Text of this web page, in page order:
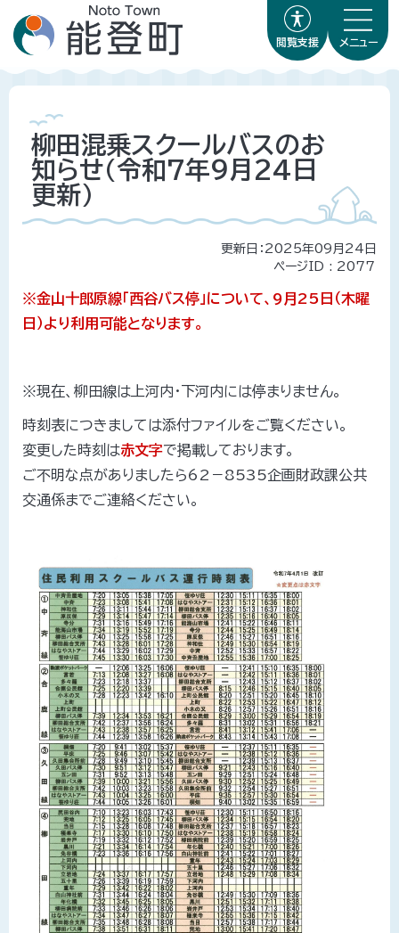
閲覧支援 メニュー
柳田混乗スクールバスのお
知らせ(令和7年9月24日
更新)
更新日：2025年09月24日
ページID : 2077
※金山十郎原線「西谷バス停」について、9月25日（木曜
日）より利用可能となります。
※現在、柳田線は上河内・下河内には停まりません。
時刻表につきましては添付ファイルをご覧ください。
変更した時刻は赤文字で掲載しております。
ご不明な点がありましたら62－8535企画財政課公共
交通係までご連絡ください。